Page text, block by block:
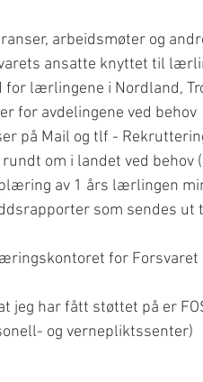
arbeidsmøter og
ansatte knyttet til
lærlingene i Nordland,
for avdelingene ved behov
på Mail og tlf -
om i landet ved
av 1 års lærlingen
for
jeg har fått støttet på er
og vernepliktssenter)